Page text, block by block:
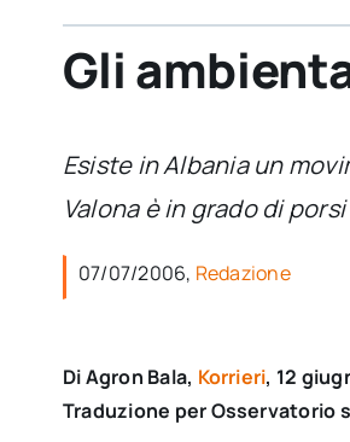
Gli
Esiste in Albania un
Valona è in grado di
07/07/2006, Redazione
Di Agron Bala, Korrieri, 12
Traduzione per Osservatorio